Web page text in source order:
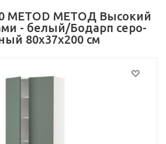
METOD МЕТОД Высокий
- белый/Бодарп серо-
80x37x200 см